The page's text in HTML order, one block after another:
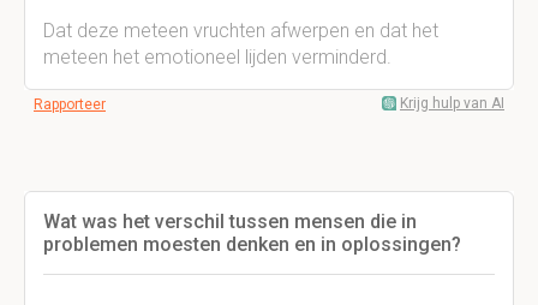
Dat deze meteen vruchten afwerpen en dat het
meteen het emotioneel lijden verminderd.
Rapporteer Krijg hulp van AI
Wat was het verschil tussen mensen die in
problemen moesten denken en in oplossingen?